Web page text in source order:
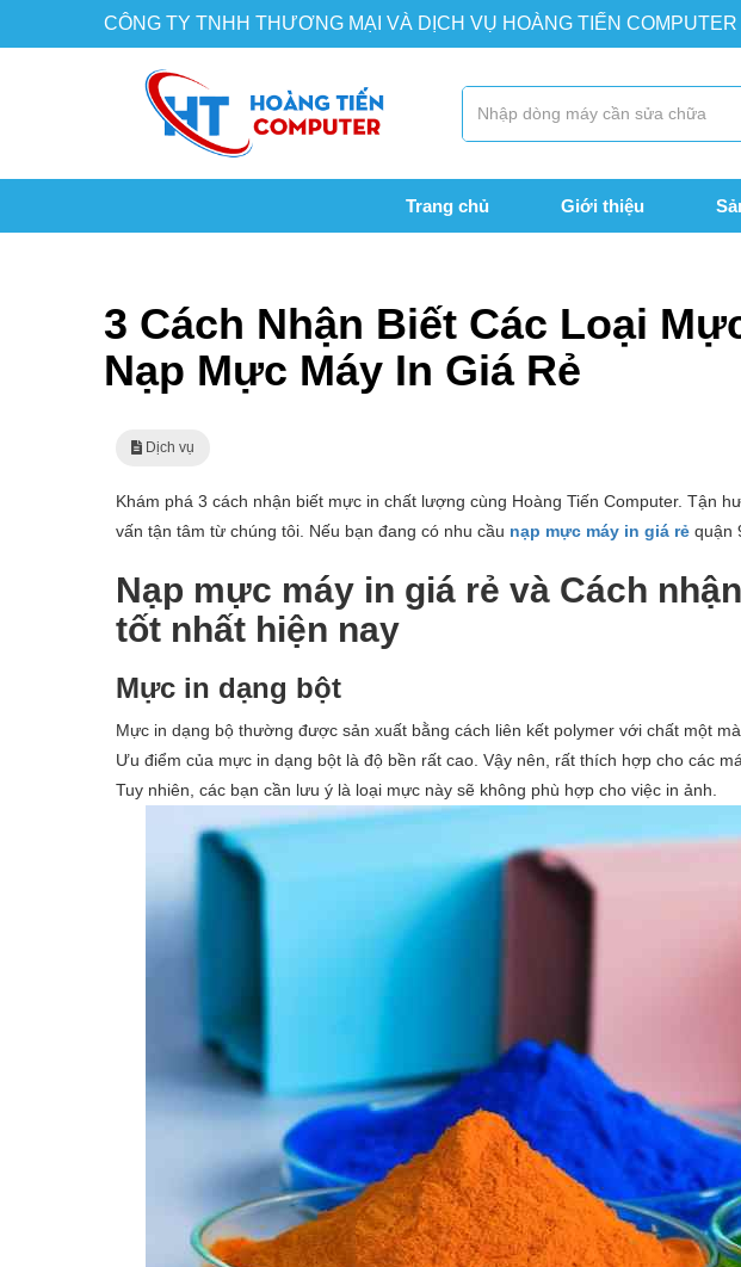
CÔNG TY TNHH THƯƠNG MẠI VÀ DỊCH VỤ HOÀNG TIẾN COMPUTER
Trang chủ Giới thiệu
3 Cách Nhận Biết Các Loại
Nạp Mực Máy In Giá Rẻ
Dịch vụ
Khám phá 3 cách nhận biết mực in chất lượng cùng Hoàng Tiến Computer. Tận
vấn tận tâm từ chúng tôi. Nếu bạn đang có nhu cầu nạp mực máy in giá rẻ quận
Nạp mực máy in giá rẻ và Cách
tốt nhất hiện nay
Mực in dạng bột
Mực in dạng bộ thường được sản xuất bằng cách liên kết polymer với chất một
Ưu điểm của mực in dạng bột là độ bền rất cao. Vậy nên, rất thích hợp cho các
Tuy nhiên, các bạn cần lưu ý là loại mực này sẽ không phù hợp cho việc in ảnh.